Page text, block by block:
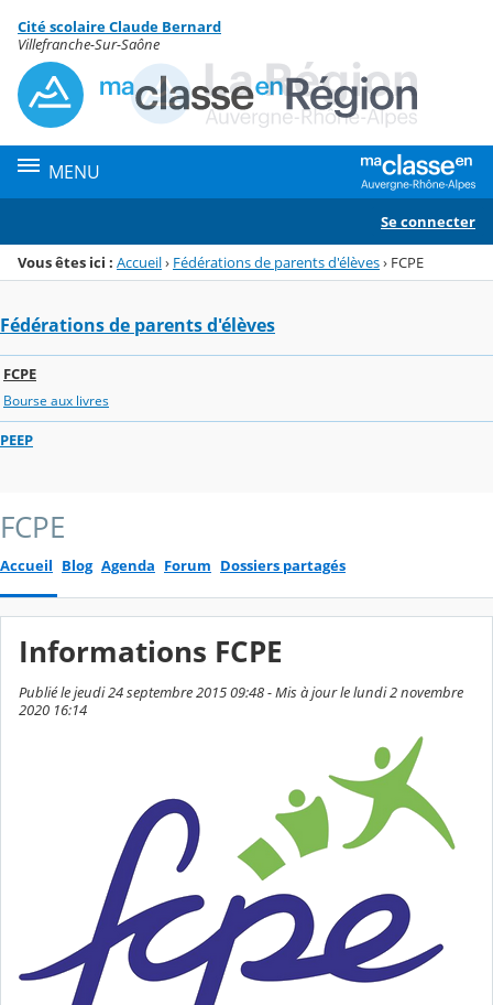
Menu de la rubrique
Contenu
Cité scolaire Claude Bernard
Villefranche-Sur-Saône
MENU
Se connecter
Vous êtes ici : Accueil› Fédérations de parents d'élèves› FCPE
Fédérations de parents d'élèves
FCPE
Bourse aux livres
PEEP
FCPE
Accueil Blog Agenda Forum Dossiers partagés
Informations FCPE
Publié le jeudi 24 septembre 2015 09:48 - Mis à jour le lundi 2 novembre
2020 16:14